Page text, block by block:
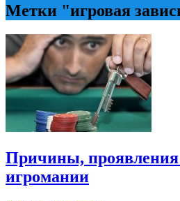
Метки "игровая
Причины, проявления
игромании